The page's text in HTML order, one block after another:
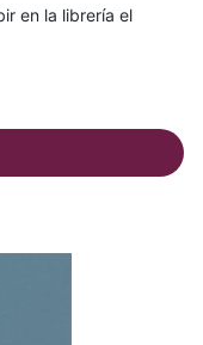
en la librería el